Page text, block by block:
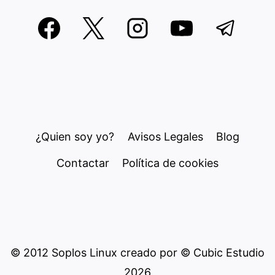
¿Quien soy yo? Avisos Legales Blog
Contactar Política de cookies
© 2012 Soplos Linux creado por © Cubic Estudio
2026